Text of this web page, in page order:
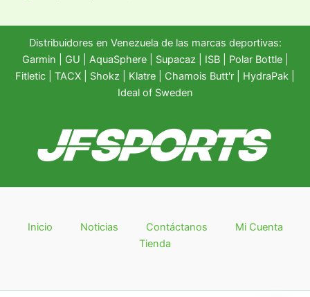
Distribuidores en Venezuela de las marcas deportivas:
Garmin
GU AquaSphere| Supacaz | ISB | Polar Bottle|
Fitletic
TACX Shokz Klatre Chamois Butt'r HydraPak
Ideal of Sweden
Inicio Noticias Contáctanos
Mi Cuenta
Tienda